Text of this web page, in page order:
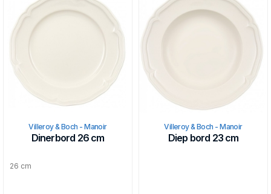
Villeroy & Boch - Manoir
Dinerbord 26 cm
26 cm
Villeroy & Boch - Manoir
Diep bord 23 cm